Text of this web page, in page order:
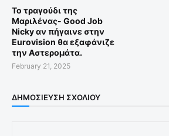
Το τραγούδι της
Μαριλένας- Good Job
Nicky αν πήγαινε στην
Eurovision θα εξαφάνιζε
την Αστερομάτα.
February 21, 2025
ΔΗΜΟΣΊΕΥΣΗ ΣΧΟΛΊΟΥ